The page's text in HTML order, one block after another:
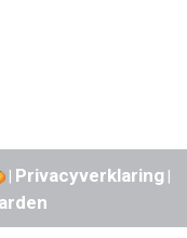
| Privacyverklaring|